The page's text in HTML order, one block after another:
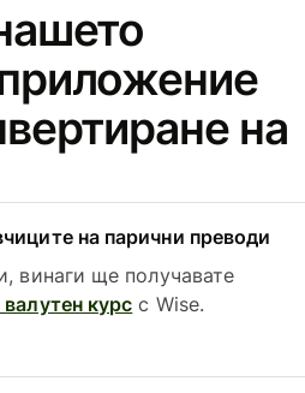
на
на парични преводи
винаги ще получавате
курс с Wise.